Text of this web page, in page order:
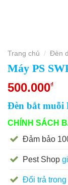
Trang chủ / Đèn
Máy PS
500.000₫
Đèn bắt muỗi
CHÍNH SÁCH
Đảm bảo
Pest Shop
Đổi trả